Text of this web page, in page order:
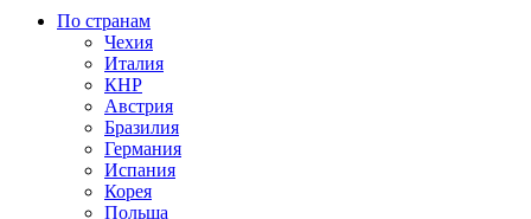
По странам
Чехия
Италия
КНР
Австрия
Бразилия
Германия
Испания
Корея
Польша